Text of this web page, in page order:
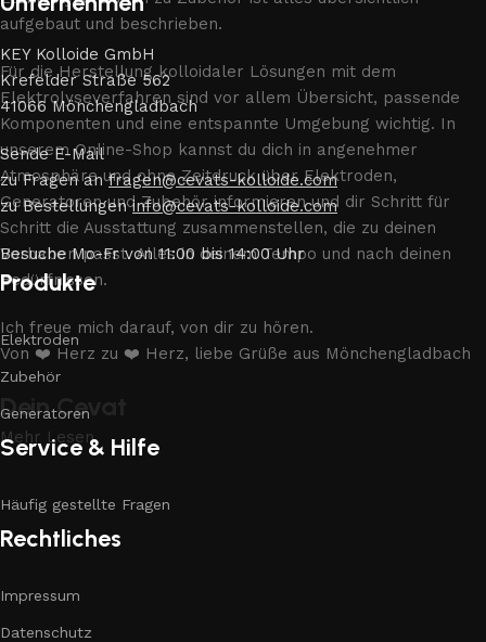
aufgebaut und beschrieben.
Für die Herstellung kolloidaler Lösungen mit dem
Elektrolyseverfahren sind vor allem Übersicht, passende
Komponenten und eine entspannte Umgebung wichtig. In
unserem Online-Shop kannst du dich in angenehmer
Atmosphäre und ohne Zeitdruck über Elektroden,
Generatoren und Zubehör informieren und dir Schritt für
Schritt die Ausstattung zusammenstellen, die zu deinen
Vorhaben passt. Alles in deinem Tempo und nach deinen
Bedürfnissen.
Ich freue mich darauf, von dir zu hören.
Von ❤️ Herz zu ❤️ Herz, liebe Grüße aus Mönchengladbach
Dein Cevat
Mehr Lesen
KEY Kolloide GmbH
Krefelder Straße 562
41066 Mönchengladbach
Sende E-Mail
zu Fragen anfragen@cevats-kolloide.com
zu Bestellungeninfo@cevats-kolloide.com
Besuche Mo-Fr von 11:00 bis 14:00 Uhr
Produkte
Elektroden
Zubehör
Generatoren
Service & Hilfe
Häufig gestellte Fragen
Rechtliches
Impressum
Datenschutz